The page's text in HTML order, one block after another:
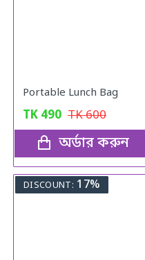
Portable Lunch Bag
TK 490 TK600
অর্ডার করুন
DISCOUNT: 17%